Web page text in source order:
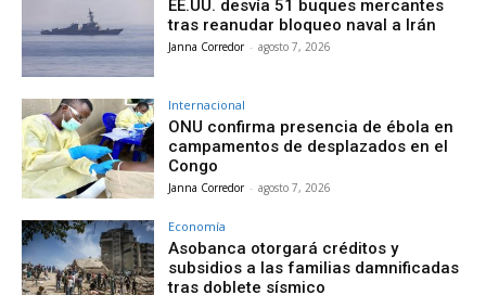
EE.UU. desvía 51 buques mercantes
tras reanudar bloqueo naval a Irán
Janna Corredor - agosto 7, 2026
Internacional
ONU confirma presencia de ébola en
campamentos de desplazados en el
Congo
Janna Corredor - agosto 7, 2026
Economía
Asobanca otorgará créditos y
subsidios a las familias damnificadas
tras doblete sísmico